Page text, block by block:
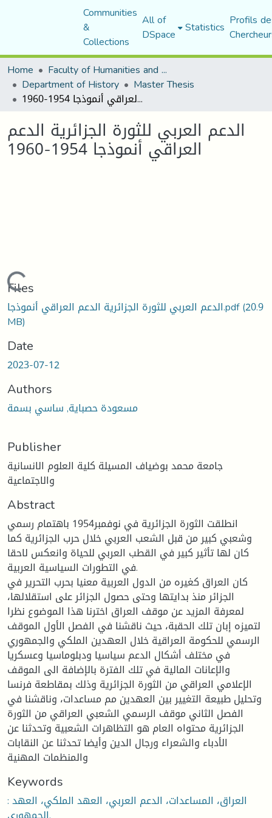
Communities
&
Collections
All of
DSpace Statistics Profils
Home
Faculty of Humanities and Social Sciences
Department of History Master Thesis
الدعم العربي للثورة الجزائرية الدعم العراقي أنموذجا 1954-1960
الدعم العربي للثورة الجزائرية الدعم
العراقي أنموذجا 1954-1960
Loading...
Files
الدعم العربي للثورة الجزائرية الدعم العراقي أنموذجا.pdf(20.9
MB)
Date
2023-07-12
Authors
مسعودة حصباية, ساسي بسمة
Publisher
جامعة محمد بوضياف المسيلة كلية العلوم الانسانية
والاجتماعية
Abstract
انطلقت الثورة الجزائرية في نوفمبر1954 باهتمام رسمي
وشعبي كبير من قبل الشعب العربي خلال حرب الجزائرية كما
كان لها تأثير كبير في القطب العربي للحياة وانعكس لاحقا
في التطورات السياسية العربية.
كان العراق كغيره من الدول العربية معنيا بحرب التحرير في
الجزائر منذ بدايتها وحتى حصول الجزائر على استقلالها،
لمعرفة المزيد عن موقف العراق اخترنا هذا الموضوع نظرا
لتميزه إبان تلك الحقبة، حيث ناقشنا في الفصل الأول الموقف
الرسمي للحكومة العراقية خلال العهدين الملكي والجمهوري
في مختلف أشكال الدعم سياسيا ودبلوماسيا وعسكريا
والإعانات المالية في تلك الفترة بالإضافة الى الموقف
الإعلامي العراقي من الثورة الجزائرية وذلك بمقاطعة فرنسا
وتحليل طبيعة التغيير بين العهدين مم مساعدات، وناقشنا في
الفصل الثاني موقف الرسمي الشعبي العراقي من الثورة
الجزائرية محتواه العام هو التظاهرات الشعبية وتحدثنا عن
الأدباء والشعراء ورجال الدين وأيضا تحدثنا عن النقابات
والمنظمات المهنية
Keywords
: العراق، المساعدات، الدعم العربي، العهد الملكي، العهد